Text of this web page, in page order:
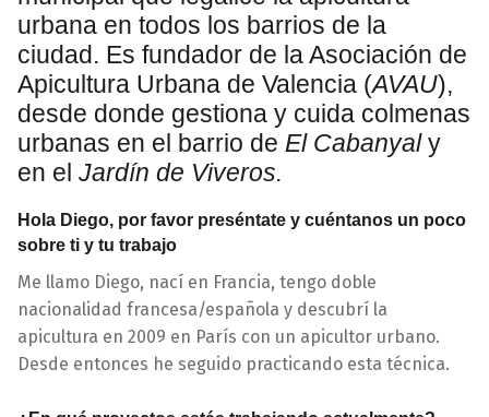
urbana en todos los barrios de la
ciudad. Es fundador de la Asociación de
Apicultura Urbana de Valencia (AVAU),
desde donde gestiona y cuida colmenas
urbanas en el barrio de El Cabanyaly
en el Jardín de Viveros.
Hola Diego, por favor preséntate y cuéntanos un poco
sobre ti y tu trabajo
Me llamo Diego, nací en Francia, tengo doble
nacionalidad francesa/española y descubrí la
apicultura en 2009 en París con un apicultor urbano.
Desde entonces he seguido practicando esta técnica.